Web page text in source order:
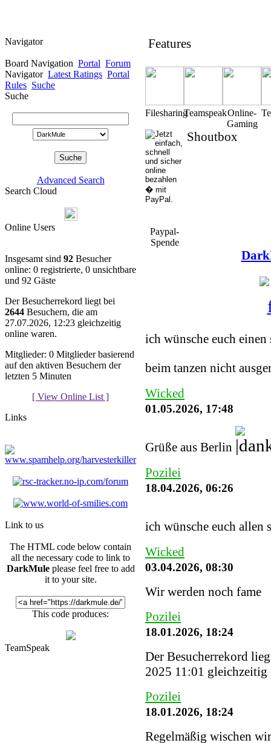
Navigator
Board Navigation Portal Forum
Navigator Latest Ratings Portal
Rules Suche
Suche
Advanced Search
Search Cloud
Online Users
Insgesamt sind 92 Besucher
online: 0 registrierte, 0 unsichtbare
und 92 Gäste
Der Besucherrekord liegt bei
2644 Besuchern, die am
27.07.2026, 12:23 gleichzeitig
online waren.
Mitglieder: 0 Mitglieder basierend
auf den aktiven Besuchern der
letzten 5 Minuten
[ View Online List ]
Links
Link to us
The HTML code below contain
all the necessary code to link to
DarkMuleplease feel free to add
it to your site.
This code produces:
TeamSpeak
Features
FilesharingTeamspeakOnline-
Gaming
Paypal-
Spende
Shoutbox
ich wünsche euch
beim tanzen nicht
Wicked
01.05.2026, 17:48
Grüße aus Berlin
Pozilei
18.04.2026, 06:26
ich wünsche euch allen
Wicked
03.04.2026, 08:30
Wir werden noch fame
Pozilei
18.01.2026, 18:24
Der Besucherrekord
2025 11:01 gleichzeitig
Pozilei
18.01.2026, 18:24
Regelmäßig wischen